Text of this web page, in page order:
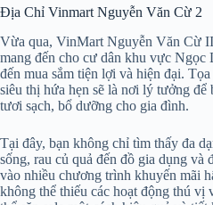
Địa Chỉ Vinmart Nguyễn Văn Cừ 2
Vừa qua, VinMart Nguyễn Văn Cừ
mang đến cho cư dân khu vực
đến mua sắm tiện lợi và hiện đại.
siêu thị hứa hẹn sẽ là nơi lý tưởng để
tươi sạch, bổ dưỡng cho gia đình.
Tại đây, bạn không chỉ tìm thấy đa
sống, rau củ quả đến đồ gia dụng và
vào nhiều chương trình khuyến mãi
không thể thiếu các hoạt động thú vị